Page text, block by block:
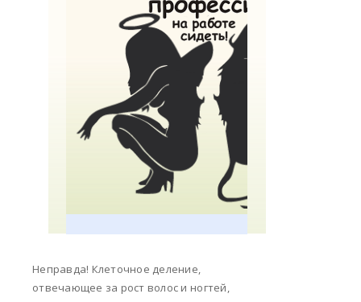
Неправда! Клеточное деление,
отвечающее за рост волос и ногтей,